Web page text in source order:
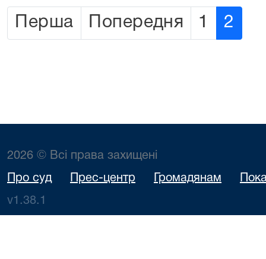
Перша Попередня 1 2
2026 © Всі права захищені
Про суд Прес-центр Громадянам
v1.38.1